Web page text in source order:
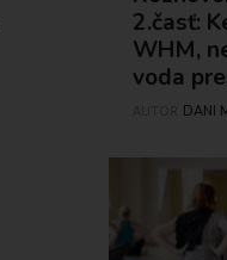
2.časť:
WHM,
voda
DANI